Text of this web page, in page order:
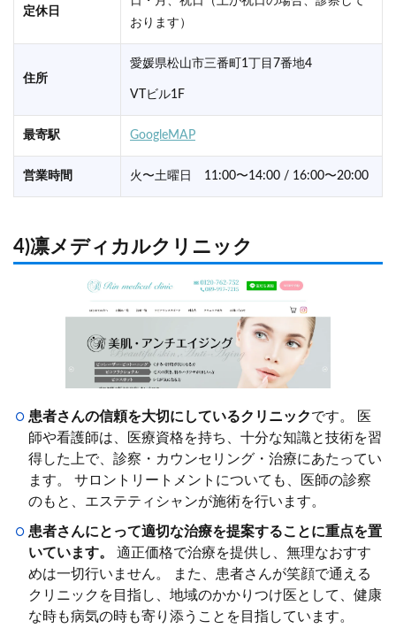
定休日
おります）
住所
愛媛県松山市三番町1丁目7番地4
VTビル1F
最寄駅 GoogleMAP
営業時間 火〜土曜日 11:00〜14:00 / 16:00〜20:00
4)凛メディカルクリニック
患者さんの信頼を大切にしているクリニックです。 医
師や看護師は、医療資格を持ち、十分な知識と技術を習
得した上で、診察・カウンセリング・治療にあたってい
ます。 サロントリートメントについても、医師の診察
のもと、エステティシャンが施術を行います。
患者さんにとって適切な治療を提案することに重点を置
いています。
適正価格で治療を提供し、無理なおすす
めは一切行いません。 また、患者さんが笑顔で通える
クリニックを目指し、地域のかかりつけ医として、健康
な時も病気の時も寄り添うことを目指しています。